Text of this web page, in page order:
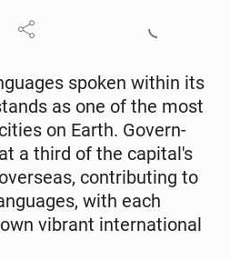
spoken within its
as one of the most
on Earth. Gov­ern­
a third of the cap­i­tal's
con­tribut­ing to
with each
vibrant in­ter­na­tion­al